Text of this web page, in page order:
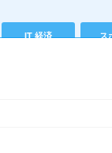
IT 経済 ス